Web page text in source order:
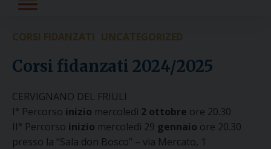
CORSI FIDANZATI UNCATEGORIZED
Corsi fidanzati 2024/2025
CERVIGNANO DEL FRIULI
I° Percorso inizio mercoledì 2 ottobre ore 20.30
II° Percorso inizio mercoledì 29 gennaio ore 20.30
presso la “Sala don Bosco” – via Mercato, 1